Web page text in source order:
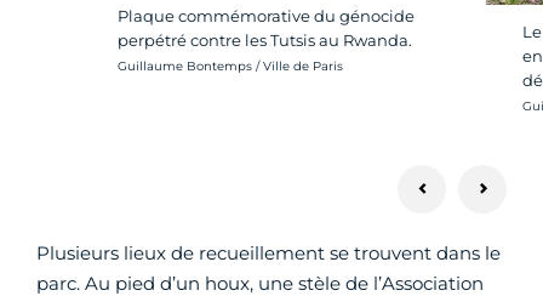
Plaque commémorative du génocide
perpétré contre les Tutsis au Rwanda.
Crédit photo :
Guillaume Bontemps / Ville de Paris
Plusieurs lieux de recueillement se trouvent dans le
parc. Au pied d’un houx, une stèle de l’Association